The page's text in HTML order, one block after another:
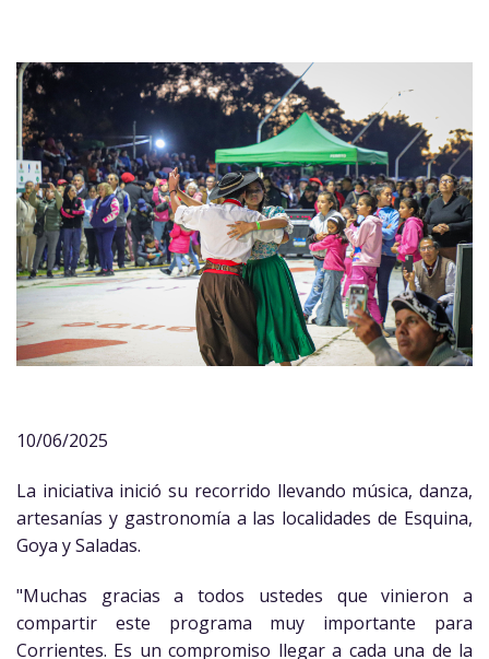
10/06/2025
La iniciativa inició su recorrido llevando música, danza,
artesanías y gastronomía a las localidades de Esquina,
Goya y Saladas.
"Muchas gracias a todos ustedes que vinieron a
compartir este programa muy importante para
Corrientes. Es un compromiso llegar a cada una de la